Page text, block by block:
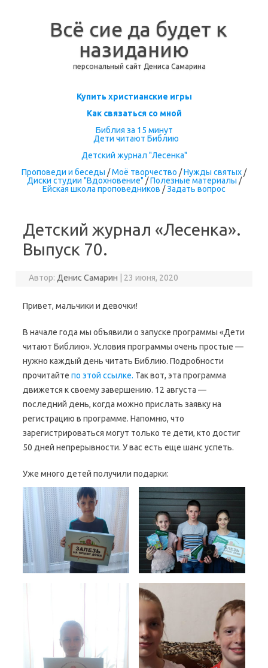
Всё сие да будет к
назиданию
персональный сайт Дениса Самарина
Перейти к содержимому
Купить христианские игры
Как связаться со мной
Библия за 15 минут
Дети читают Библию
Детский журнал "Лесенка"
Проповеди и беседы /Моё творчество /Нужды святых /
Диски студии "Вдохновение" /Полезные материалы /
Ейская школа проповедников /Задать вопрос
Детский журнал «Лесенка».
Выпуск 70.
Автор: Денис Самарин 23 июня, 2020
Привет, мальчики и девочки!
В начале года мы объявили о запуске программы «Дети
читают Библию». Условия программы очень простые —
нужно каждый день читать Библию. Подробности
прочитайте по этой ссылке. Так вот, эта программа
движется к своему завершению. 12 августа —
последний день, когда можно прислать заявку на
регистрацию в программе. Напомню, что
зарегистрироваться могут только те дети, кто достиг
50 дней непрерывности. У вас есть еще шанс успеть.
Уже много детей получили подарки: